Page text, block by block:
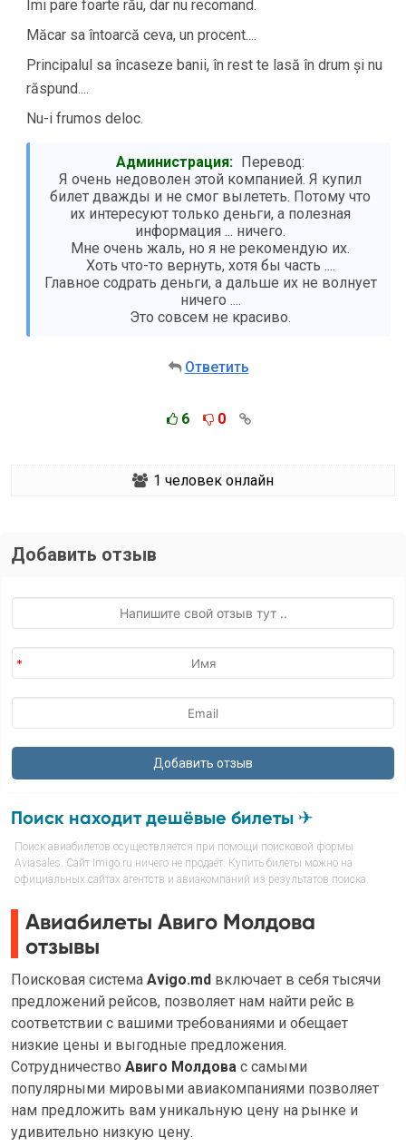
Îmi pare foarte rău, dar nu recomand.
Măcar sa întoarcă ceva, un procent....
Principalul sa încaseze banii, în rest te lasă în drum și nu
răspund....
Nu-i frumos deloc.
Администрация: Перевод:
Я очень недоволен этой компанией. Я купил
билет дважды и не смог вылететь. Потому что
их интересуют только деньги, а полезная
информация ... ничего.
Мне очень жаль, но я не рекомендую их.
Хоть что-то вернуть, хотя бы часть ....
Главное содрать деньги, а дальше их не волнует
ничего ....
Это совсем не красиво.
Ответить
6 0
1 человек онлайн
Добавить отзыв
Поиск находит дешёвые билеты ✈
Поиск авиабилетов осуществляется при помощи поисковой формы
Aviasales. Сайт Imigo.ru ничего не продаёт. Купить билеты можно на
официальных сайтах агентств и авиакомпаний из результатов поиска.
Авиабилеты Авиго Молдова
отзывы
Поисковая система Avigo.md включает в себя тысячи
предложений рейсов, позволяет нам найти рейс в
соответствии с вашими требованиями и обещает
низкие цены и выгодные предложения.
Сотрудничество Авиго Молдова с самыми
популярными мировыми авиакомпаниями позволяет
нам предложить вам уникальную цену на рынке и
удивительно низкую цену.